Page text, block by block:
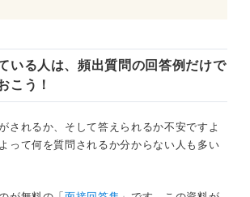
いる人は、頻出質問の回答例だけで
こう！
されるか、そして答えられるか不安ですよ
って何を質問されるか分からない人も多い